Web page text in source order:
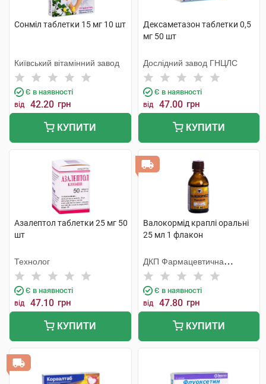
Сонміл таблетки 15 мг 10 шт
Київський вітамінний завод
Є в наявності
від 42.20 грн
КУПИТИ
Дексаметазон таблетки 0,5
мг 50 шт
Дослідний завод ГНЦЛС
Є в наявності
від 47.00 грн
КУПИТИ
Азалептол таблетки 25 мг 50
шт
Технолог
Є в наявності
від 47.10 грн
КУПИТИ
Валокормід краплі оральні
25 мл 1 флакон
ДКП Фармацевтична
фабрика
Є в наявності
від 47.80 грн
КУПИТИ